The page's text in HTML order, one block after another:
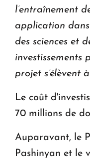
l’entraînement
application
des sciences et
investissements
projet s’élèvent
Le coût
70 millions de
Auparavant, le
Pashinyan et le